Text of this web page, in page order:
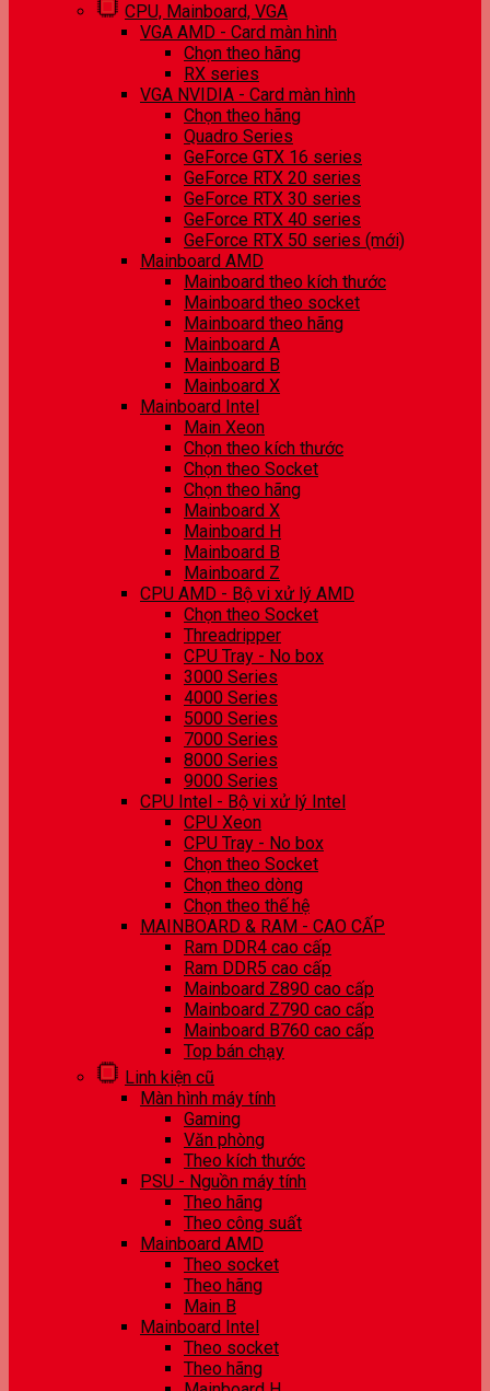
CPU, Mainboard, VGA
VGA AMD - Card màn hình
Chọn theo hãng
RX series
VGA NVIDIA - Card màn hình
Chọn theo hãng
Quadro Series
GeForce GTX 16 series
GeForce RTX 20 series
GeForce RTX 30 series
GeForce RTX 40 series
GeForce RTX 50 series (mới)
Mainboard AMD
Mainboard theo kích thước
Mainboard theo socket
Mainboard theo hãng
Mainboard A
Mainboard B
Mainboard X
Mainboard Intel
Main Xeon
Chọn theo kích thước
Chọn theo Socket
Chọn theo hãng
Mainboard X
Mainboard H
Mainboard B
Mainboard Z
CPU AMD - Bộ vi xử lý AMD
Chọn theo Socket
Threadripper
CPU Tray - No box
3000 Series
4000 Series
5000 Series
7000 Series
8000 Series
9000 Series
CPU Intel - Bộ vi xử lý Intel
CPU Xeon
CPU Tray - No box
Chọn theo Socket
Chọn theo dòng
Chọn theo thế hệ
MAINBOARD & RAM - CAO CẤP
Ram DDR4 cao cấp
Ram DDR5 cao cấp
Mainboard Z890 cao cấp
Mainboard Z790 cao cấp
Mainboard B760 cao cấp
Top bán chạy
Linh kiện cũ
Màn hình máy tính
Gaming
Văn phòng
Theo kích thước
PSU - Nguồn máy tính
Theo hãng
Theo công suất
Mainboard AMD
Theo socket
Theo hãng
Main B
Mainboard Intel
Theo socket
Theo hãng